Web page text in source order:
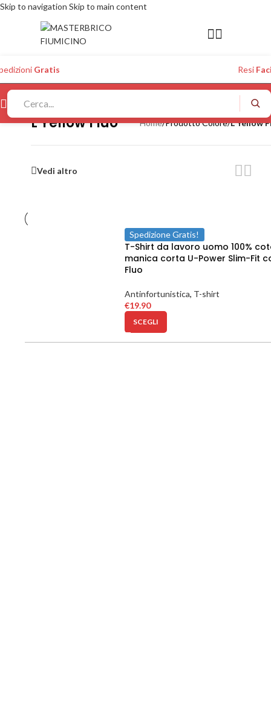
Skip to navigation Skip to main content
Gratis Resi
L Yellow Fluo Home/Prodotto Colore/L Yellow
Vedi altro
Spedizione Gratis!
T-Shirt da lavoro uomo 100%
manica corta U-Power Slim-Fit
Fluo
Antinfortunistica, T-shirt
€19.90
SCEGLI